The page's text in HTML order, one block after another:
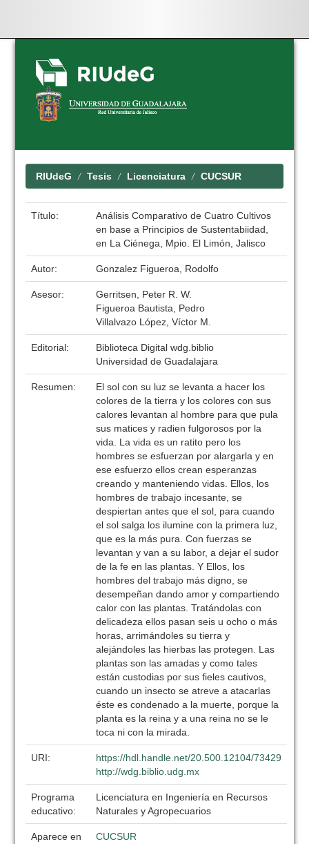
Skip
navigation
RIUdeG Tesis Licenciatura CUCSUR
Título:
Análisis Comparativo de Cuatro Cultivos
en base a Principios de Sustentabiidad,
en La Ciénega, Mpio. El Limón, Jalisco
Autor: Gonzalez Figueroa, Rodolfo
Asesor:
Gerritsen, Peter R. W.
Figueroa Bautista, Pedro
Villalvazo López, Víctor M.
Editorial:
Biblioteca Digital wdg.biblio
Universidad de Guadalajara
Resumen:
El sol con su luz se levanta a hacer los
colores de la tierra y los colores con sus
calores levantan al hombre para que pula
sus matices y radien fulgorosos por la
vida. La vida es un ratito pero los
hombres se esfuerzan por alargarla y en
ese esfuerzo ellos crean esperanzas
creando y manteniendo vidas. Ellos, los
hombres de trabajo incesante, se
despiertan antes que el sol, para cuando
el sol salga los ilumine con la primera luz,
que es la más pura. Con fuerzas se
levantan y van a su labor, a dejar el sudor
de la fe en las plantas. Y Ellos, los
hombres del trabajo más digno, se
desempeñan dando amor y compartiendo
calor con las plantas. Tratándolas con
delicadeza ellos pasan seis u ocho o más
horas, arrimándoles su tierra y
alejándoles las hierbas las protegen. Las
plantas son las amadas y como tales
están custodias por sus fieles cautivos,
cuando un insecto se atreve a atacarlas
éste es condenado a la muerte, porque la
planta es la reina y a una reina no se le
toca ni con la mirada.
URI:
https://hdl.handle.net/20.500.12104/73429
http://wdg.biblio.udg.mx
Programa
educativo:
Licenciatura en Ingeniería en Recursos
Naturales y Agropecuarios
Aparece en
CUCSUR